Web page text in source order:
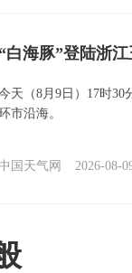
“白海豚”登陆浙
天（8月9日）17时30
市沿海。
中国天气网 2026-08-